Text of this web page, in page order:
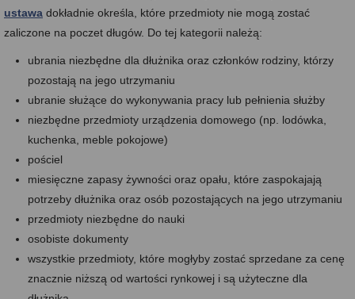
ustawa dokładnie określa, które przedmioty nie mogą zostać
zaliczone na poczet długów. Do tej kategorii należą:
ubrania niezbędne dla dłużnika oraz członków rodziny, którzy
pozostają na jego utrzymaniu
ubranie służące do wykonywania pracy lub pełnienia służby
niezbędne przedmioty urządzenia domowego (np. lodówka,
kuchenka, meble pokojowe)
pościel
miesięczne zapasy żywności oraz opału, które zaspokajają
potrzeby dłużnika oraz osób pozostających na jego utrzymaniu
przedmioty niezbędne do nauki
osobiste dokumenty
wszystkie przedmioty, które mogłyby zostać sprzedane za cenę
znacznie niższą od wartości rynkowej i są użyteczne dla